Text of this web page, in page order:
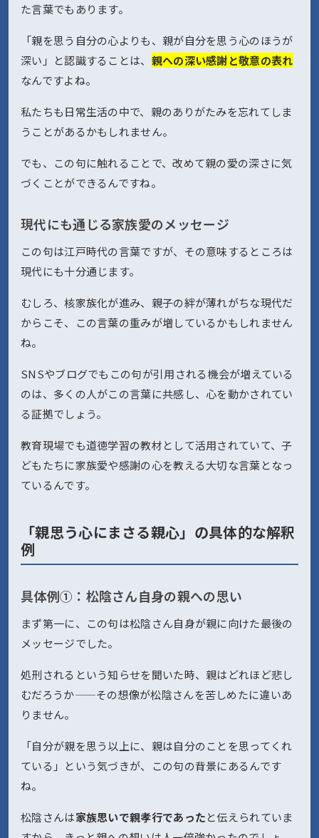
た言葉でもあります。
「親を思う自分の心よりも、親が自分を思う心のほうが
深い」と認識することは、 親への深い感謝と敬意の表れ
なんですよね。
私たちも日常生活の中で、親のありがたみを忘れてしま
うことがあるかもしれません。
でも、この句に触れることで、改めて親の愛の深さに気
づくことができるんですね。
現代にも通じる家族愛のメッセージ
この句は江戸時代の言葉ですが、その意味するところは
現代にも十分通じます。
むしろ、核家族化が進み、親子の絆が薄れがちな現代だ
からこそ、この言葉の重みが増しているかもしれません
ね。
SNSやブログでもこの句が引用される機会が増えている
のは、多くの人がこの言葉に共感し、心を動かされてい
る証拠でしょう。
教育現場でも道徳学習の教材として活用されていて、子
どもたちに家族愛や感謝の心を教える大切な言葉となっ
ているんです。
「親思う心にまさる親心」の具体的な解釈
例
具体例①：松陰さん自身の親への思い
まず第一に、この句は松陰さん自身が親に向けた最後の
メッセージでした。
処刑されるという知らせを聞いた時、親はどれほど悲し
むだろうか——その想像が松陰さんを苦しめたに違いあ
りません。
「自分が親を思う以上に、親は自分のことを思ってくれ
ている」という気づきが、この句の背景にあるんです
ね。
松陰さんは家族思いで親孝行であったと伝えられていま